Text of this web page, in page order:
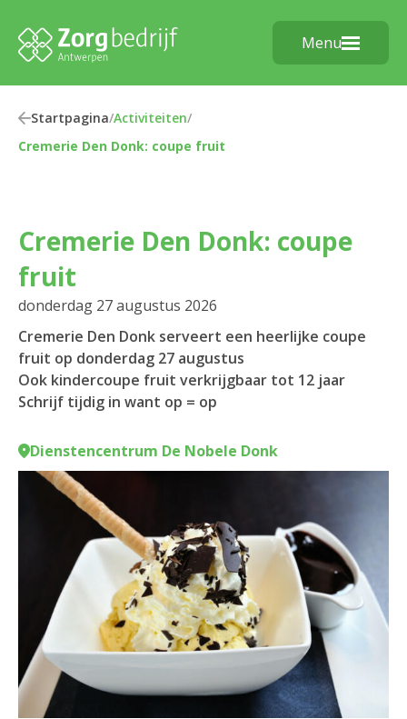
Menu
Startpagina/Activiteiten/
Cremerie Den Donk: coupe fruit
Cremerie Den Donk: coupe
fruit
donderdag 27 augustus 2026
Cremerie Den Donk serveert een heerlijke coupe
fruit op donderdag 27 augustus
Ook kindercoupe fruit verkrijgbaar tot 12 jaar
Schrijf tijdig in want op = op
Dienstencentrum De Nobele Donk